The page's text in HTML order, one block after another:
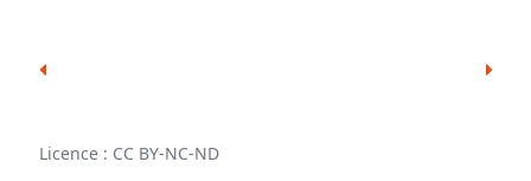
Licence : CC BY-NC-ND